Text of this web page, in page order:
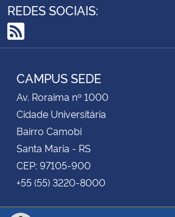
REDES SOCIAIS:
RSS
CAMPUS SEDE
Av. Roraima nº 1000
Cidade Universitária
Bairro Camobi
Santa Maria - RS
CEP: 97105-900
+55 (55) 3220-8000